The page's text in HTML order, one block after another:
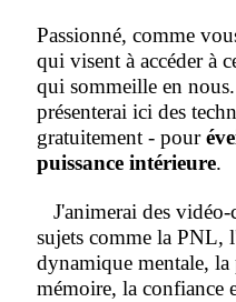
Passionné, comme
qui visent à accéder à
qui sommeille en nous.
présenterai ici des
gratuitement - pour
puissance intérieure.
J'animerai des vidéo-
sujets comme la PNL,
dynamique mentale, la
mémoire, la confiance